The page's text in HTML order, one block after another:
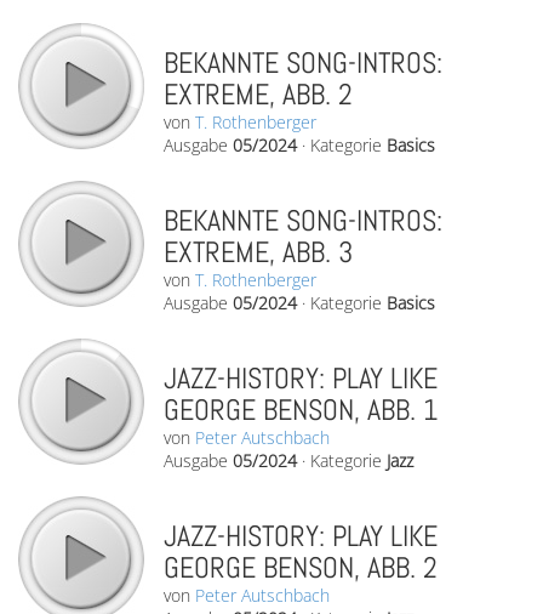
BEKANNTE SONG-INTROS:
EXTREME, ABB. 2
von T. Rothenberger
Ausgabe 05/2024· Kategorie Basics
BEKANNTE SONG-INTROS:
EXTREME, ABB. 3
von T. Rothenberger
Ausgabe 05/2024· Kategorie Basics
JAZZ-HISTORY: PLAY LIKE
GEORGE BENSON, ABB. 1
von Peter Autschbach
Ausgabe 05/2024· Kategorie Jazz
JAZZ-HISTORY: PLAY LIKE
GEORGE BENSON, ABB. 2
von Peter Autschbach